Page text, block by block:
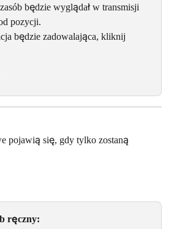
będzie wyglądał w transmisji
pozycji.
będzie zadowalająca, kliknij
pojawią się, gdy tylko zostaną
ręczny: